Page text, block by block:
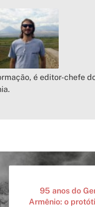
é editor-chefe
95 anos do
Armênio: o